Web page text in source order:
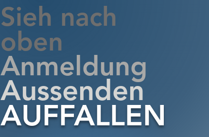
Sieh nach
oben
Anmeldung
Aussenden
AUFFALLEN